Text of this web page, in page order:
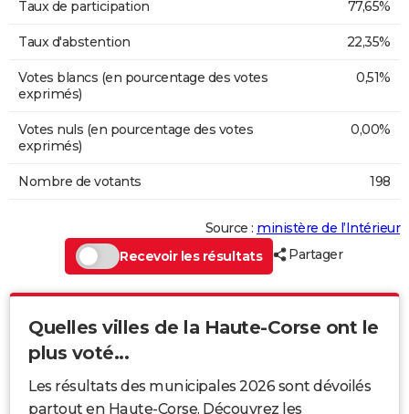
Taux de participation 77,65%
Taux d'abstention 22,35%
Votes blancs (en pourcentage des votes
exprimés)
0,51%
Votes nuls (en pourcentage des votes
exprimés)
0,00%
Nombre de votants 198
Source : ministère de l’Intérieur
Recevoir les résultats
Partager
Quelles villes de la Haute-Corse ont le
plus voté...
Les résultats des municipales 2026 sont dévoilés
partout en Haute-Corse. Découvrez les